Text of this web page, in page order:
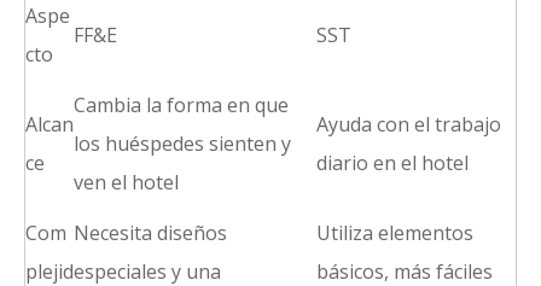
Aspe
cto
FF&E SST
Alcan
ce
Cambia la forma en que
los huéspedes sienten y
ven el hotel
Ayuda con el trabajo
diario en el hotel
Com
plejid
Necesita diseños
especiales y una
Utiliza elementos
básicos, más fáciles